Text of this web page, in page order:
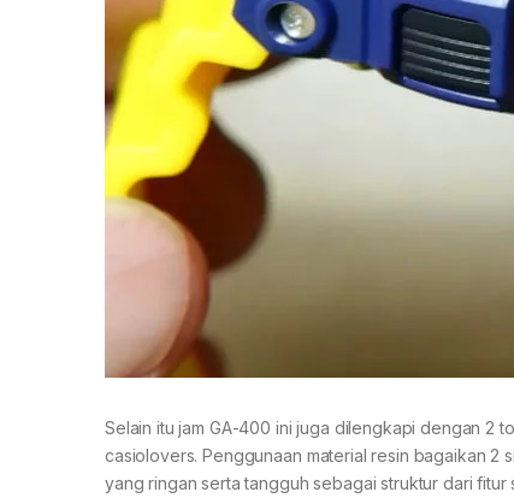
Selain itu jam GA-400 ini juga dilengkapi dengan 2
casiolovers. Penggunaan material resin bagaikan 2
yang ringan serta tangguh sebagai struktur dari